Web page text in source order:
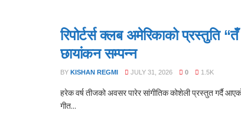
रिपोर्टर्स क्लब अमेरिकाको प्रस्तुति
छायांकन सम्पन्न
BY KISHAN REGMI JULY 31, 2026 0 1.5K
हरेक वर्ष तीजको अवसर पारेर सांगीतिक कोशेली प्रस्तुत गर्दै
गीत...